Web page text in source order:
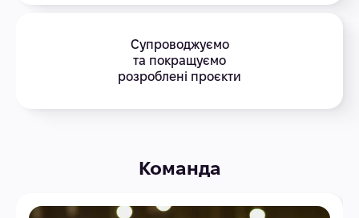
Супроводжуємо
та покращуємо
розроблені проєкти
Команда